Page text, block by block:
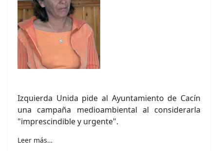
Izquierda Unida pide al Ayuntamiento de Cacín
una campaña medioambiental al considerarla
"imprescindible y urgente".
Leer más…